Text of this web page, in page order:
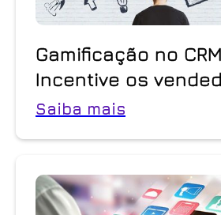
Gamificação no
Incentive os
Saiba mais